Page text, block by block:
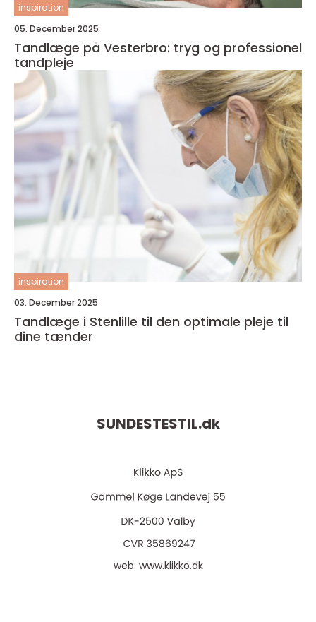
inspiration
05. December 2025
Tandlæge på Vesterbro: tryg og professionel
tandpleje
inspiration
03. December 2025
Tandlæge i Stenlille til den optimale pleje til
dine tænder
SUNDESTESTIL.dk
web: www.klikko.dk